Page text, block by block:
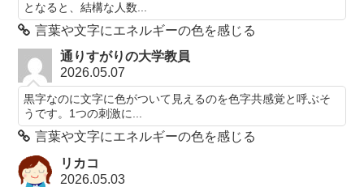
となると、結構な人数...
言葉や文字にエネルギーの色を感じる
通りすがりの大学教員
2026.05.07
黒字なのに文字に色がついて見えるのを色字共感覚と呼ぶそ
うです。1つの刺激に...
言葉や文字にエネルギーの色を感じる
リカコ
2026.05.03